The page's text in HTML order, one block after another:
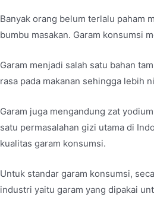
Banyak orang belum terlalu paham
bumbu masakan. Garam konsumsi
Garam menjadi salah satu bahan
rasa pada makanan sehingga lebih
Garam juga mengandung zat
satu permasalahan gizi utama di
kualitas garam konsumsi.
Untuk standar garam konsumsi,
industri yaitu garam yang dipakai